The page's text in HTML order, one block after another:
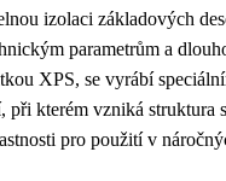
izolaci základových
parametrům a
XPS, se vyrábí
kterém vzniká struktura
pro použití v